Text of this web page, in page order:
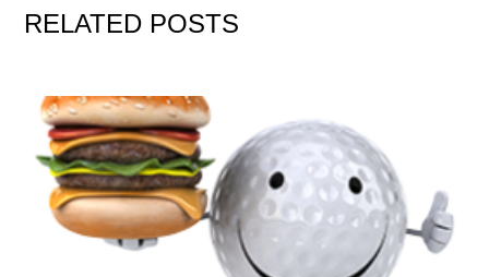
RELATED POSTS